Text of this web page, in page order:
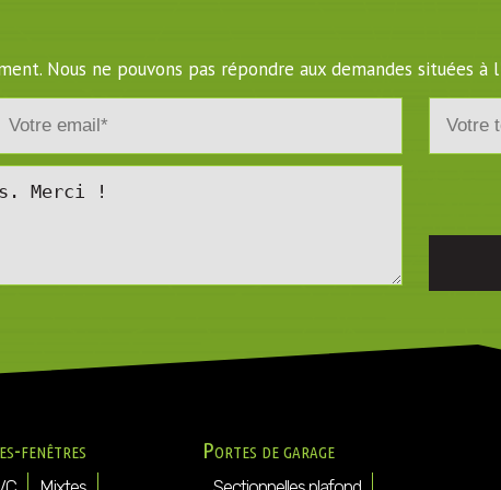
Nous ne pouvons pas répondre aux demandes situées
fenêtres Portes de garage